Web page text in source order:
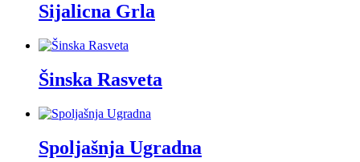
Sijalicna Grla
Šinska Rasveta
Spoljašnja Ugradna